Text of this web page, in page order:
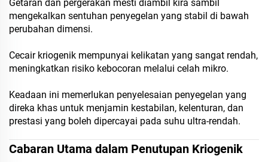
Getaran dan pergerakan mesti diambil kira sambil
mengekalkan sentuhan penyegelan yang stabil di bawah
perubahan dimensi.
Cecair kriogenik mempunyai kelikatan yang sangat rendah,
meningkatkan risiko kebocoran melalui celah mikro.
Keadaan ini memerlukan penyelesaian penyegelan yang
direka khas untuk menjamin kestabilan, kelenturan, dan
prestasi yang boleh dipercayai pada suhu ultra-rendah.
Cabaran Utama dalam Penutupan Kriogenik